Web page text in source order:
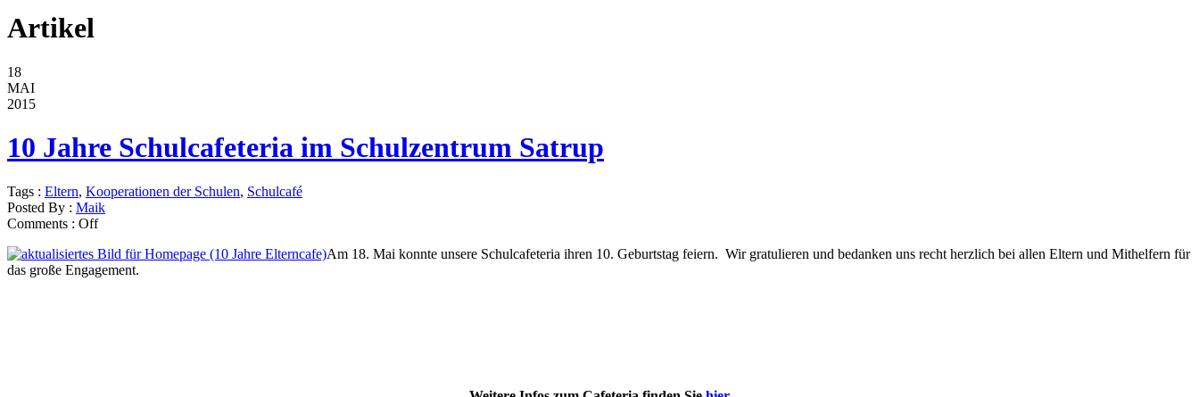
Artikel
18
MAI
2015
10 Jahre Schulcafeteria im Schulzentrum Satrup
Tags : Eltern, Kooperationen der Schulen, Schulcafé
Posted By : Maik
Comments : Off
Am 18. Mai konnte unsere Schulcafeteria ihren 10. Geburtstag feiern. Wir gratulieren und bedanken uns recht herzlich bei allen Eltern und Mithelfern für
das große Engagement.